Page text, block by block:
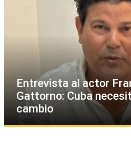
Entrevista al actor
Gattorno: Cuba
cambio